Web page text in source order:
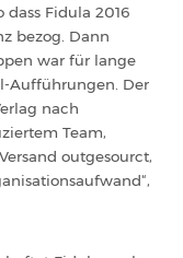
dass Fidula 2016
bezog. Dann
war für lange
Aufführungen. Der
nach
Team,
outgesourct,